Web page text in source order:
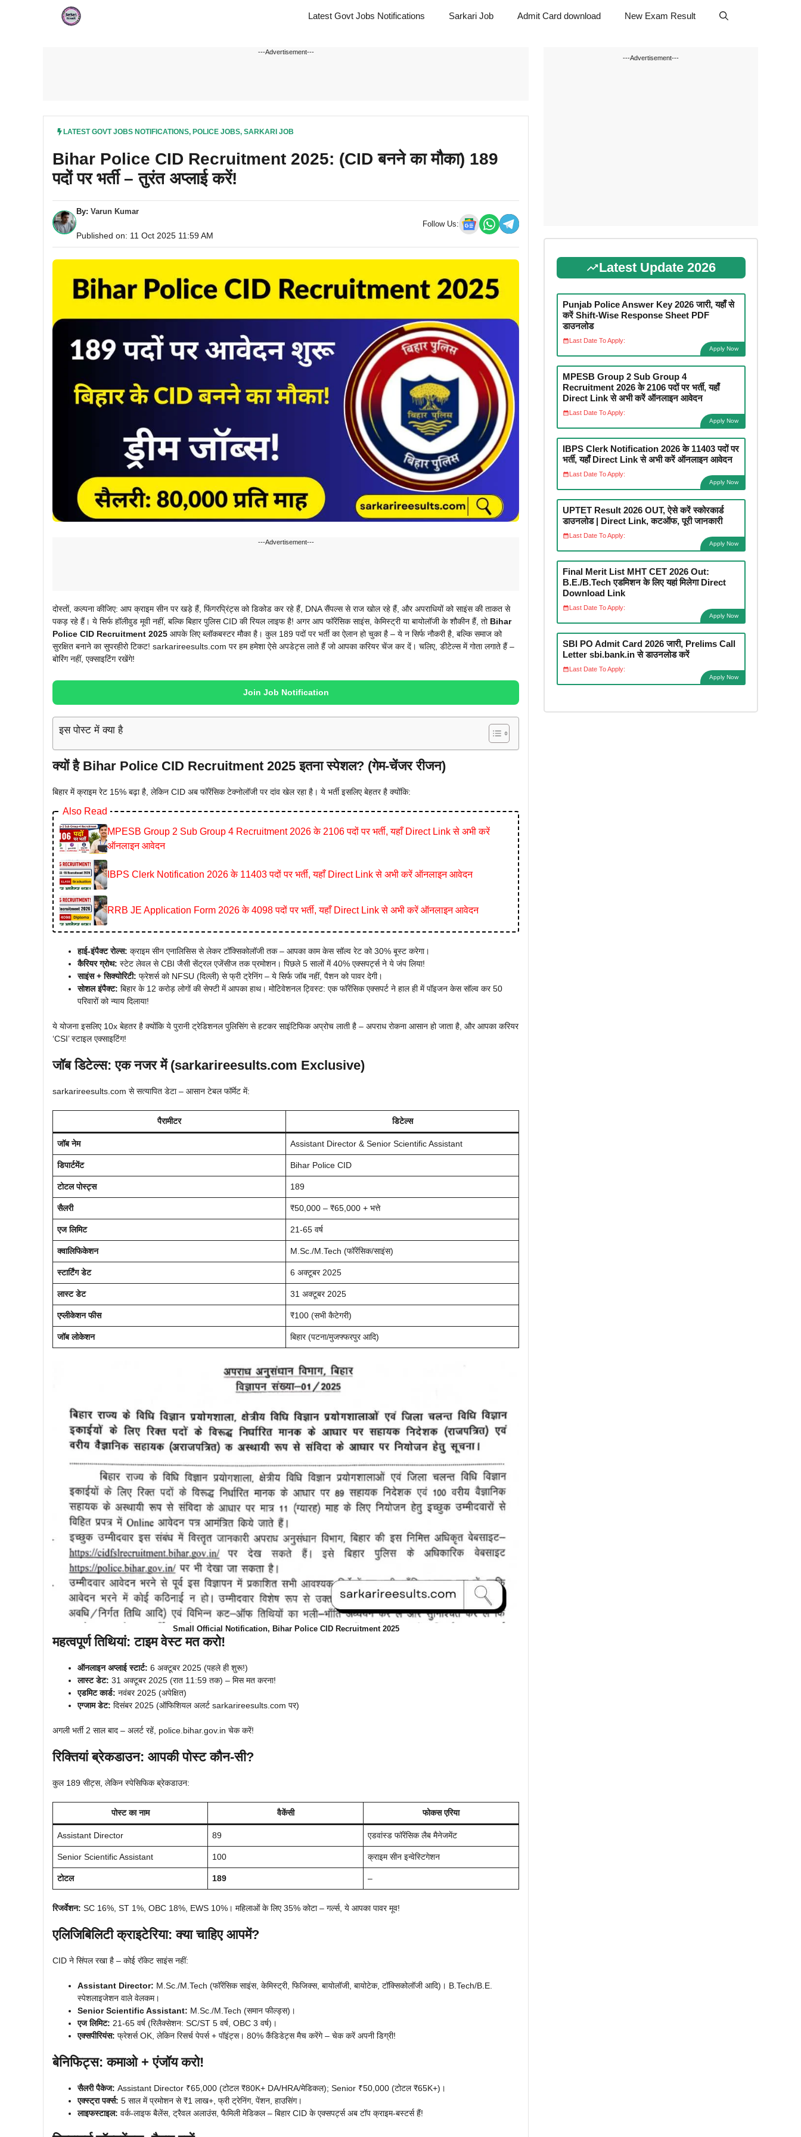
Latest Govt Jobs Notifications Sarkari Job Admit Card download New Exam Result
---Advertisement---
LATEST GOVT JOBS NOTIFICATIONS, POLICE JOBS, SARKARI JOB
Bihar Police CID Recruitment 2025: (CID बनने का मौका) 189
पदों पर भर्ती – तुरंत अप्लाई करें!
By: Varun Kumar
Published on: 11 Oct 2025 11:59 AM
Follow Us:
---Advertisement---
दोस्तों, कल्पना कीजिए: आप क्राइम सीन पर खड़े हैं, फिंगरप्रिंट्स को डिकोड कर रहे हैं, DNA सैंपल्स से राज खोल रहे हैं, और अपराधियों को साइंस की ताकत से
पकड़ रहे हैं। ये सिर्फ हॉलीवुड मूवी नहीं, बल्कि बिहार पुलिस CID की रियल लाइफ है! अगर आप फॉरेंसिक साइंस, केमिस्ट्री या बायोलॉजी के शौकीन हैं, तो Bihar
Police CID Recruitment 2025 आपके लिए ब्लॉकबस्टर मौका है। कुल 189 पदों पर भर्ती का ऐलान हो चुका है – ये न सिर्फ नौकरी है, बल्कि समाज को
सुरक्षित बनाने का सुपरहीरो टिकट! sarkarireesults.com पर हम हमेशा ऐसे अपडेट्स लाते हैं जो आपका करियर चेंज कर दें। चलिए, डीटेल्स में गोता लगाते हैं –
बोरिंग नहीं, एक्साइटिंग रखेंगे!
Join Job Notification
इस पोस्ट में क्या है
क्यों है Bihar Police CID Recruitment 2025 इतना स्पेशल? (गेम-चेंजर रीजन)
बिहार में क्राइम रेट 15% बढ़ा है, लेकिन CID अब फॉरेंसिक टेक्नोलॉजी पर दांव खेल रहा है। ये भर्ती इसलिए बेहतर है क्योंकि:
Also Read
MPESB Group 2 Sub Group 4 Recruitment 2026 के 2106 पदों पर भर्ती, यहाँ Direct Link से अभी करें
ऑनलाइन आवेदन
IBPS Clerk Notification 2026 के 11403 पदों पर भर्ती, यहाँ Direct Link से अभी करें ऑनलाइन आवेदन
RRB JE Application Form 2026 के 4098 पदों पर भर्ती, यहाँ Direct Link से अभी करें ऑनलाइन आवेदन
हाई-इंपैक्ट रोल्स: क्राइम सीन एनालिसिस से लेकर टॉक्सिकोलॉजी तक – आपका काम केस सॉल्व रेट को 30% बूस्ट करेगा।
कैरियर ग्रोथ: स्टेट लेवल से CBI जैसी सेंट्रल एजेंसीज तक प्रमोशन। पिछले 5 सालों में 40% एक्सपर्ट्स ने ये जंप लिया!
साइंस + सिक्योरिटी: फ्रेशर्स को NFSU (दिल्ली) से फ्री ट्रेनिंग – ये सिर्फ जॉब नहीं, पैशन को पावर देगी।
सोशल इंपैक्ट: बिहार के 12 करोड़ लोगों की सेफ्टी में आपका हाथ। मोटिवेशनल ट्विस्ट: एक फॉरेंसिक एक्सपर्ट ने हाल ही में पॉइजन केस सॉल्व कर 50
परिवारों को न्याय दिलाया!
ये योजना इसलिए 10x बेहतर है क्योंकि ये पुरानी ट्रेडिशनल पुलिसिंग से हटकर साइंटिफिक अप्रोच लाती है – अपराध रोकना आसान हो जाता है, और आपका करियर
‘CSI’ स्टाइल एक्साइटिंग!
जॉब डिटेल्स: एक नजर में (sarkarireesults.com Exclusive)
sarkarireesults.com से सत्यापित डेटा – आसान टेबल फॉर्मेट में:
पैरामीटर डिटेल्स
जॉब नेम Assistant Director & Senior Scientific Assistant
डिपार्टमेंट Bihar Police CID
टोटल पोस्ट्स 189
सैलरी ₹50,000 – ₹65,000 + भत्ते
एज लिमिट 21-65 वर्ष
क्वालिफिकेशन M.Sc./M.Tech (फॉरेंसिक/साइंस)
स्टार्टिंग डेट 6 अक्टूबर 2025
लास्ट डेट 31 अक्टूबर 2025
एप्लीकेशन फीस ₹100 (सभी कैटेगरी)
जॉब लोकेशन बिहार (पटना/मुजफ्फरपुर आदि)
Small Official Notification, Bihar Police CID Recruitment 2025
महत्वपूर्ण तिथियां: टाइम वेस्ट मत करो!
ऑनलाइन अप्लाई स्टार्ट: 6 अक्टूबर 2025 (पहले ही शुरू!)
लास्ट डेट: 31 अक्टूबर 2025 (रात 11:59 तक) – मिस मत करना!
एडमिट कार्ड: नवंबर 2025 (अपेक्षित)
एग्जाम डेट: दिसंबर 2025 (ऑफिशियल अलर्ट sarkarireesults.com पर)
अगली भर्ती 2 साल बाद – अलर्ट रहें, police.bihar.gov.in चेक करें!
रिक्तियां ब्रेकडाउन: आपकी पोस्ट कौन-सी?
कुल 189 सीट्स, लेकिन स्पेसिफिक ब्रेकडाउन:
पोस्ट का नाम वैकेंसी फोकस एरिया
Assistant Director 89 एडवांस्ड फॉरेंसिक लैब मैनेजमेंट
Senior Scientific Assistant 100 क्राइम सीन इन्वेस्टिगेशन
टोटल 189 –
रिजर्वेशन: SC 16%, ST 1%, OBC 18%, EWS 10%। महिलाओं के लिए 35% कोटा – गर्ल्स, ये आपका पावर मूव!
एलिजिबिलिटी क्राइटेरिया: क्या चाहिए आपमें?
CID ने सिंपल रखा है – कोई रॉकेट साइंस नहीं:
Assistant Director: M.Sc./M.Tech (फॉरेंसिक साइंस, केमिस्ट्री, फिजिक्स, बायोलॉजी, बायोटेक, टॉक्सिकोलॉजी आदि)। B.Tech/B.E.
स्पेशलाइजेशन वाले वेलकम।
Senior Scientific Assistant: M.Sc./M.Tech (समान फील्ड्स)।
एज लिमिट: 21-65 वर्ष (रिलैक्सेशन: SC/ST 5 वर्ष, OBC 3 वर्ष)।
एक्सपीरियंस: फ्रेशर्स OK, लेकिन रिसर्च पेपर्स + पॉइंट्स। 80% कैंडिडेट्स मैच करेंगे – चेक करें अपनी डिग्री!
बेनिफिट्स: कमाओ + एंजॉय करो!
सैलरी पैकेज: Assistant Director ₹65,000 (टोटल ₹80K+ DA/HRA/मेडिकल); Senior ₹50,000 (टोटल ₹65K+)।
एक्स्ट्रा पर्क्स: 5 साल में प्रमोशन से ₹1 लाख+, फ्री ट्रेनिंग, पेंशन, हाउसिंग।
लाइफस्टाइल: वर्क-लाइफ बैलेंस, ट्रैवल अलाउंस, फैमिली मेडिकल – बिहार CID के एक्सपर्ट्स अब टॉप क्राइम-बस्टर्स हैं!
---Advertisement---
Latest Update 2026
Punjab Police Answer Key 2026 जारी, यहाँ से
करें Shift-Wise Response Sheet PDF
डाउनलोड
Last Date To Apply:
Apply Now
MPESB Group 2 Sub Group 4
Recruitment 2026 के 2106 पदों पर भर्ती, यहाँ
Direct Link से अभी करें ऑनलाइन आवेदन
Last Date To Apply:
Apply Now
IBPS Clerk Notification 2026 के 11403 पदों पर
भर्ती, यहाँ Direct Link से अभी करें ऑनलाइन आवेदन
Last Date To Apply:
Apply Now
UPTET Result 2026 OUT, ऐसे करें स्कोरकार्ड
डाउनलोड | Direct Link, कटऑफ, पूरी जानकारी
Last Date To Apply:
Apply Now
Final Merit List MHT CET 2026 Out:
B.E./B.Tech एडमिशन के लिए यहां मिलेगा Direct
Download Link
Last Date To Apply:
Apply Now
SBI PO Admit Card 2026 जारी, Prelims Call
Letter sbi.bank.in से डाउनलोड करें
Last Date To Apply:
Apply Now